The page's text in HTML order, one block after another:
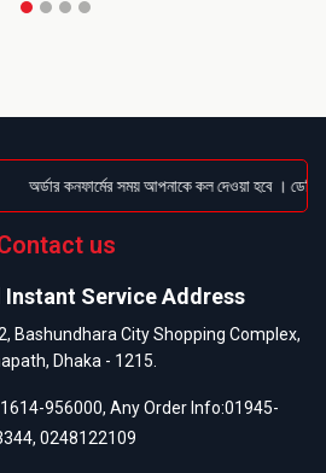
অর্ডার কনফার্মের সময় আপনাকে কল দেওয়া হবে ।
us
Instant Service Address
Bashundhara City Shopping Complex,
Dhaka - 1215.
956000, Any Order Info:01945-
, 0248122109